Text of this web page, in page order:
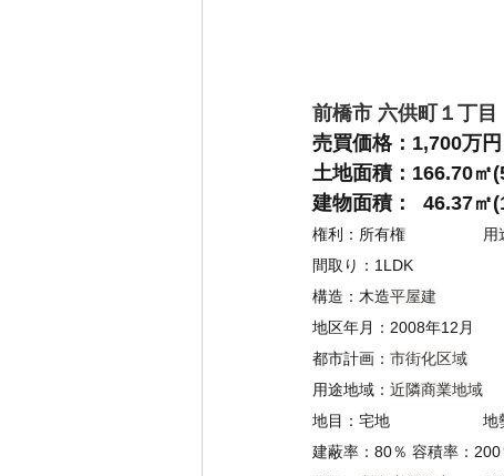
前橋市 六供町１丁目
売買価格：1,700
土地面積：166.70㎡
建物面積：  46.37㎡
権利：所有権　　　　　用
間取り：1LDK
構造：木造平屋建
地区年月：2008年12月
都市計画： 市街化区域
用途地域： 近隣商業地域
地目：宅地　　　　　　地
建蔽率：80％ 容積率：